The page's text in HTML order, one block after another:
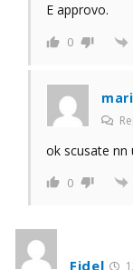
E approvo.
0
ok scusate nn
0
Fidel